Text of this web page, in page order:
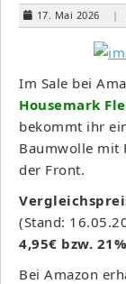
17. Mai 2026 |
Im Sale bei
Housemark
bekommt ihr
Baumwolle mit
der Front.
(Stand:
4,95€ bzw. 21%
Bei Amazon